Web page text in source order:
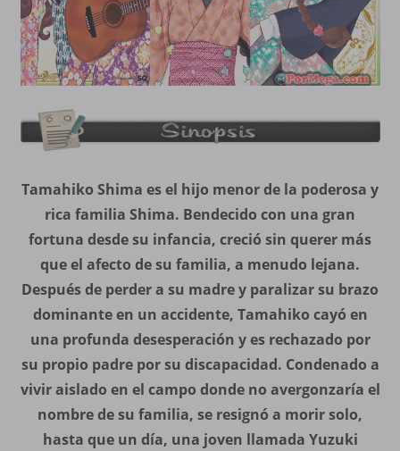
Tamahiko Shima es el hijo menor de la poderosa y
rica familia Shima. Bendecido con una gran
fortuna desde su infancia, creció sin querer más
que el afecto de su familia, a menudo lejana.
Después de perder a su madre y paralizar su brazo
dominante en un accidente, Tamahiko cayó en
una profunda desesperación y es rechazado por
su propio padre por su discapacidad. Condenado a
vivir aislado en el campo donde no avergonzaría el
nombre de su familia, se resignó a morir solo,
hasta que un día, una joven llamada Yuzuki